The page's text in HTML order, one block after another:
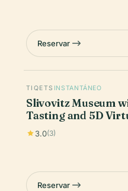
Reservar
TIQETS INSTANTÁNEO
Slivovitz Museum
Tasting and 5D
3.0(3)
Reservar